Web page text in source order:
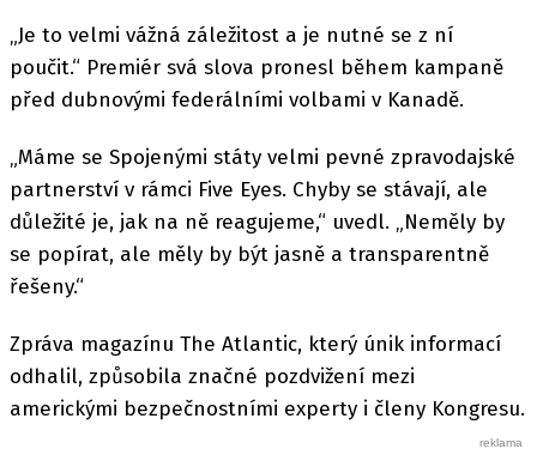
„Je to velmi vážná záležitost a je nutné se z ní
poučit.“ Premiér svá slova pronesl během kampaně
před dubnovými federálními volbami v Kanadě.
„Máme se Spojenými státy velmi pevné zpravodajské
partnerství v rámci Five Eyes. Chyby se stávají, ale
důležité je, jak na ně reagujeme,“ uvedl. „Neměly by
se popírat, ale měly by být jasně a transparentně
řešeny.“
Zpráva magazínu The Atlantic, který únik informací
odhalil, způsobila značné pozdvižení mezi
americkými bezpečnostními experty i členy Kongresu.